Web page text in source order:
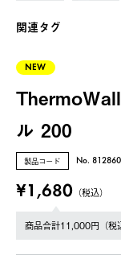
関連タグ
NEW
ル 200
製品コード No.
¥1,680 （税込）
商品合計11,000円（税